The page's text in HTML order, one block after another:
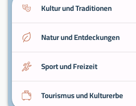
Kultur und Traditionen
Natur und Entdeckungen
Sport und Freizeit
Tourismus und Kulturerbe